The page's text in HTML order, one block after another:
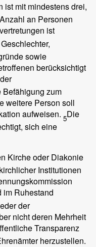
ist mit mindestens drei,
an Personen
ist
sowie
berücksichtigt
zum
weitere Person soll
aufweisen. 5Die
sich eine
Kirche oder Diakonie
Institutionen
im Ruhestand
der
nicht deren Mehrheit
Transparenz
herzustellen.